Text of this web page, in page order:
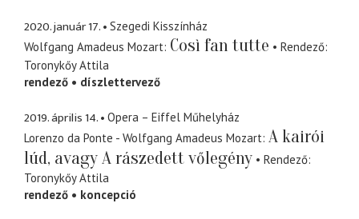
2020. január 17.
Szegedi Kisszínház
Wolfgang Amadeus Mozart Così fan tutte
Rendező
Toronykőy Attila
rendező
díszlettervező
2019. április 14.
Opera – Eiffel Műhelyház
Lorenzo da Ponte - Wolfgang Amadeus Mozart A kairói
lúd, avagy A rászedett vőlegény
Rendező
Toronykőy Attila
rendező
koncepció